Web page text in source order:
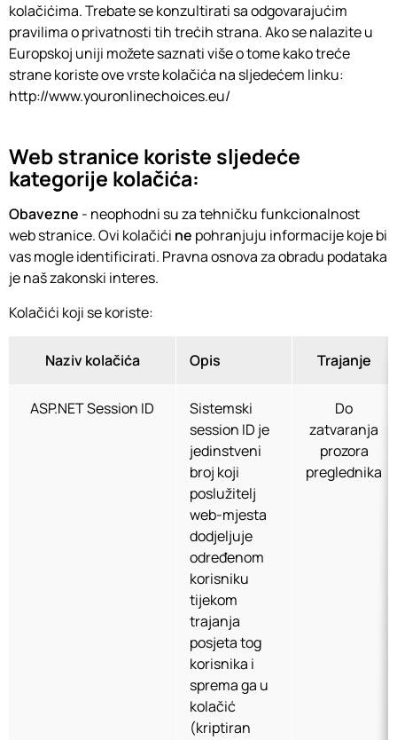
kolačićima. Trebate se konzultirati sa odgovarajućim
pravilima o privatnosti tih trećih strana. Ako se nalazite u
Europskoj uniji možete saznati više o tome kako treće
strane koriste ove vrste kolačića na sljedećem linku:
http://www.youronlinechoices.eu/
Web stranice koriste sljedeće
kategorije kolačića:
Obavezne - neophodni su za tehničku funkcionalnost
web stranice. Ovi kolačići ne pohranjuju informacije koje bi
vas mogle identificirati. Pravna osnova za obradu podataka
je naš zakonski interes.
Kolačići koji se koriste:
Naziv kolačića Opis Trajanje
ASP.NET Session ID
Sistemski
session ID je
jedinstveni
broj koji
poslužitelj
web-mjesta
dodjeljuje
određenom
korisniku
tijekom
trajanja
posjeta tog
korisnika i
sprema ga u
kolačić
(kriptiran
Do
zatvaranja
prozora
preglednika